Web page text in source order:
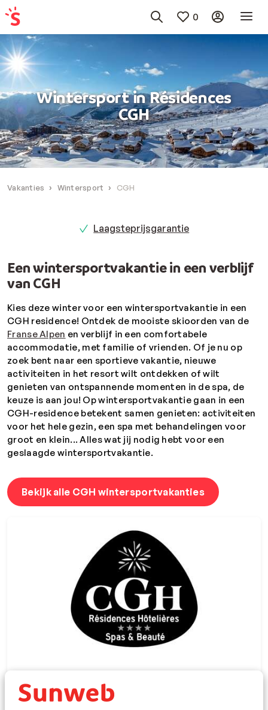
0
Wintersport in Résidences
CGH
Vakanties Wintersport CGH
Laagsteprijsgarantie
Een wintersportvakantie in een verblijf
van CGH
Kies deze winter voor een wintersportvakantie in een
CGH residence! Ontdek de mooiste skioorden van de
Franse Alpen en verblijf in een comfortabele
accommodatie, met familie of vrienden. Of je nu op
zoek bent naar een sportieve vakantie, nieuwe
activiteiten in het resort wilt ontdekken of wilt
genieten van ontspannende momenten in de spa, de
keuze is aan jou! Op wintersportvakantie gaan in een
CGH-residence betekent samen genieten: activiteiten
voor het hele gezin, een spa met behandelingen voor
groot en klein... Alles wat jij nodig hebt voor een
geslaagde wintersportvakantie.
Bekijk alle CGH wintersportvakanties
Waarom kiezen voor CGH?